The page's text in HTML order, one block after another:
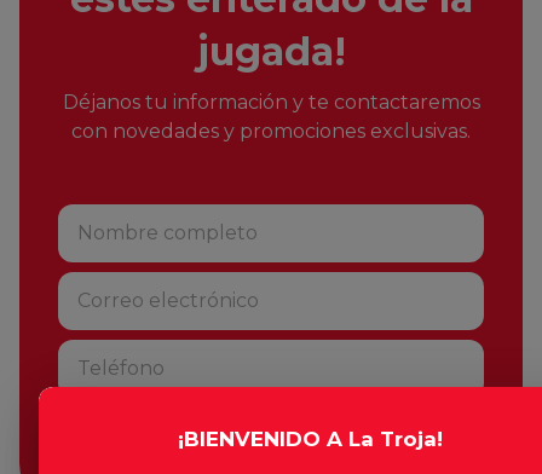
jugada!
Déjanos tu información y te contactaremos
con novedades y promociones exclusivas.
Suscribirse
¡BIENVENIDO A La Troja!